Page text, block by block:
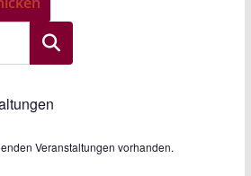
Suchen
Veranstaltungen vorhanden.